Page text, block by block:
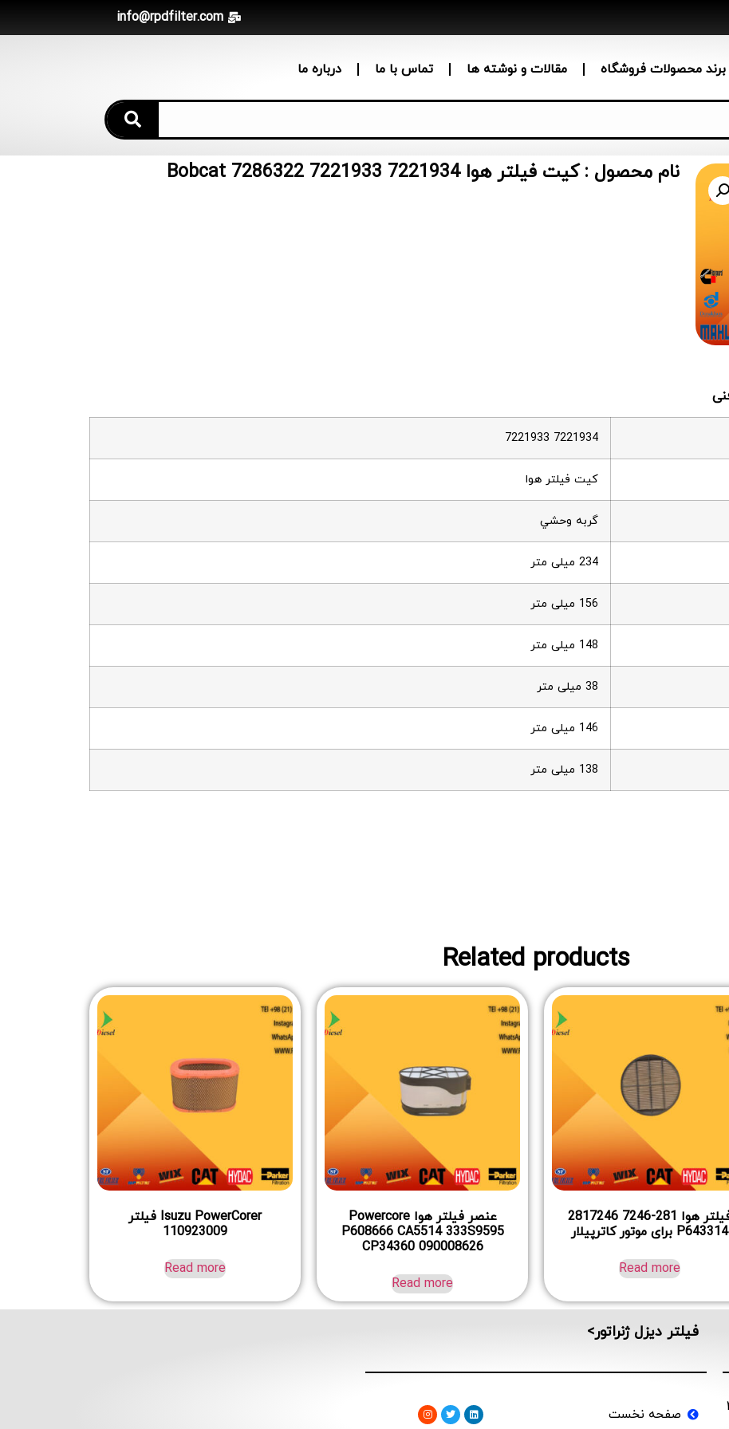
info@rpdfilter.com
برند محصولات فروشگاه مقالات و نوشته ها تماس با ما درباره ما
نام محصول : کیت فیلتر هوا Bobcat 7286322 7221933 7221934
7221933 7221934
کیت فیلتر هوا
گربه وحشي
234 میلی متر
156 میلی متر
148 میلی متر
38 میلی متر
146 میلی متر
138 میلی متر
Related products
فیلتر هوا 281-7246 2817246
P643314 برای موتور کاترپیلار
Read more
عنصر فیلتر هوا Powercore
P608666 CA5514 333S9595
CP34360 090008626
Read more
Isuzu PowerCorer فیلتر
110923009
Read more
فیلتر دیزل ژنراتور>
صفحه نخست